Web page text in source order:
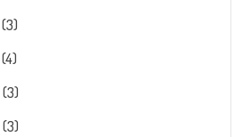
(3)
(4)
(3)
(3)